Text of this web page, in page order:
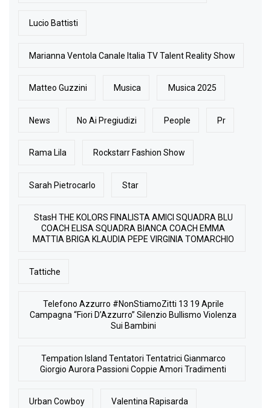
Lucio Battisti
Marianna Ventola Canale Italia TV Talent Reality Show
Matteo Guzzini Musica Musica 2025
News No Ai Pregiudizi People Pr
Rama Lila Rockstarr Fashion Show
Sarah Pietrocarlo Star
StasH THE KOLORS FINALISTA AMICI SQUADRA BLU
COACH ELISA SQUADRA BIANCA COACH EMMA
MATTIA BRIGA KLAUDIA PEPE VIRGINIA TOMARCHIO
Tattiche
Telefono Azzurro #NonStiamoZitti 13 19 Aprile
Campagna “Fiori D’Azzurro” Silenzio Bullismo Violenza
Sui Bambini
Tempation Island Tentatori Tentatrici Gianmarco
Giorgio Aurora Passioni Coppie Amori Tradimenti
Urban Cowboy Valentina Rapisarda